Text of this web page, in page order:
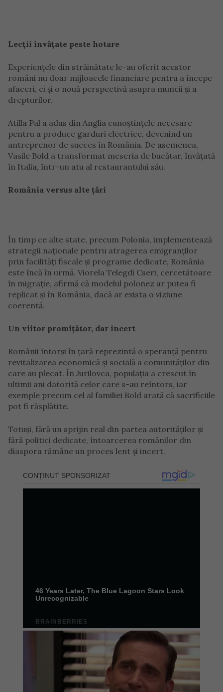
Lecții învățate peste hotare
Experiențele din străinătate le-au oferit acestor
români nu doar mijloacele financiare pentru a începe
afaceri, ci și o nouă perspectivă asupra muncii și a
drepturilor.
Atilla Pal a adus din Anglia cunoștințele necesare
pentru a produce garduri electrice, devenind un
antreprenor de succes în România. De asemenea,
Vasile Bold a transformat meseria de bucătar, învățată
în Italia, într-un atu al restaurantului său.
România versus alte țări
În timp ce alte state, precum Polonia, implementează
strategii naționale pentru atragerea emigranților
prin facilități fiscale și programe dedicate, România
este încă în urmă. Viorela Telegdi Cseri, cercetătoare
în migrație, afirmă că modelul polonez ar putea fi
replicat și în România, dacă ar exista o viziune
coerentă.
Un viitor promițător, dar incert
Românii întorși în țară reprezintă o speranță pentru
revitalizarea economică și socială a comunităților din
care au plecat. În Jurilovca, populația a crescut în
ultimii ani datorită celor care s-au reîntors, iar
exemple precum cel al familiei Bold arată că sacrificiile
pot fi răsplătite.
Totuși, fără un sprijin real din partea autorităților și
fără politici dedicate, întoarcerea românilor din
diaspora rămâne un proces lent și incert.